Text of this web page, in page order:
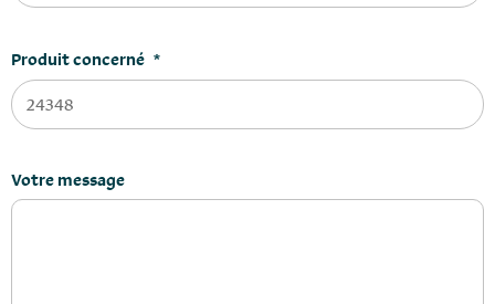
Produit concerné *
Votre message